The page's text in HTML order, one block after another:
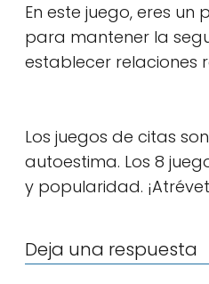
En este juego, eres
para mantener la
establecer relaciones
Los juegos de citas
autoestima. Los 8
y popularidad.
Deja una respuesta